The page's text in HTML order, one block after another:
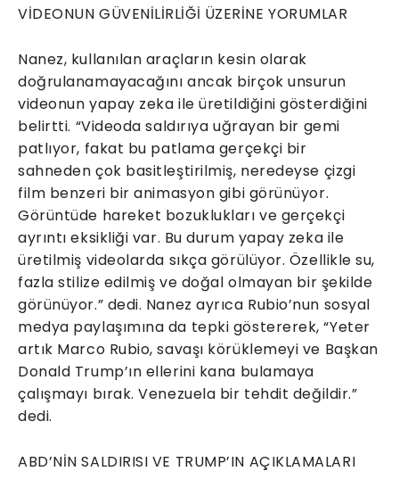
VİDEONUN GÜVENİLİRLİĞİ ÜZERİNE YORUMLAR
Nanez, kullanılan araçların kesin olarak
doğrulanamayacağını ancak birçok unsurun
videonun yapay zeka ile üretildiğini gösterdiğini
belirtti. “Videoda saldırıya uğrayan bir gemi
patlıyor, fakat bu patlama gerçekçi bir
sahneden çok basitleştirilmiş, neredeyse çizgi
film benzeri bir animasyon gibi görünüyor.
Görüntüde hareket bozuklukları ve gerçekçi
ayrıntı eksikliği var. Bu durum yapay zeka ile
üretilmiş videolarda sıkça görülüyor. Özellikle su,
fazla stilize edilmiş ve doğal olmayan bir şekilde
görünüyor.” dedi. Nanez ayrıca Rubio’nun sosyal
medya paylaşımına da tepki göstererek, “Yeter
artık Marco Rubio, savaşı körüklemeyi ve Başkan
Donald Trump’ın ellerini kana bulamaya
çalışmayı bırak. Venezuela bir tehdit değildir.”
dedi.
ABD’NİN SALDIRISI VE TRUMP’IN AÇIKLAMALARI